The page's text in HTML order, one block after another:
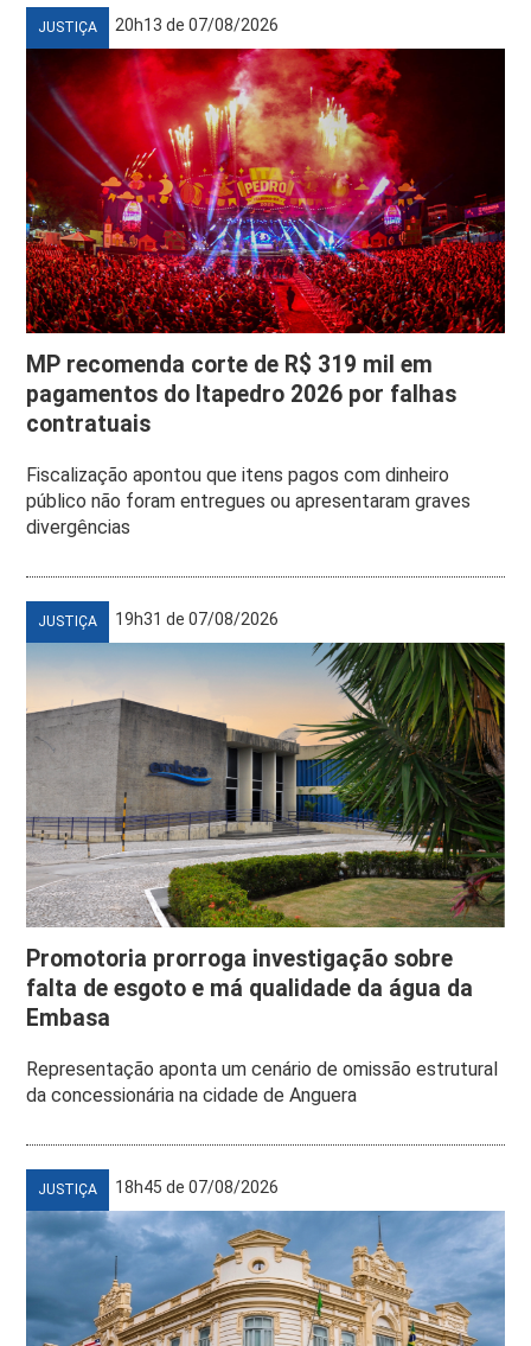
JUSTIÇA 20h13 de 07/08/2026
MP recomenda corte de R$ 319 mil em
pagamentos do Itapedro 2026 por falhas
contratuais
Fiscalização apontou que itens pagos com dinheiro
público não foram entregues ou apresentaram graves
divergências
JUSTIÇA 19h31 de 07/08/2026
Promotoria prorroga investigação sobre
falta de esgoto e má qualidade da água da
Embasa
Representação aponta um cenário de omissão estrutural
da concessionária na cidade de Anguera
JUSTIÇA 18h45 de 07/08/2026